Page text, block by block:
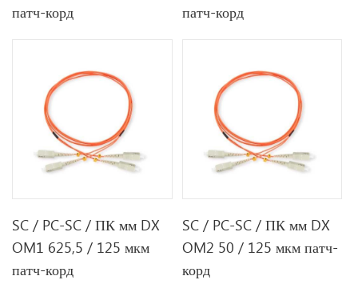
патч-корд
патч-корд
SC / PC-SC / ПК мм DX
OM1 625,5 / 125 мкм
патч-корд
SC / PC-SC / ПК мм DX
OM2 50 / 125 мкм патч-
корд